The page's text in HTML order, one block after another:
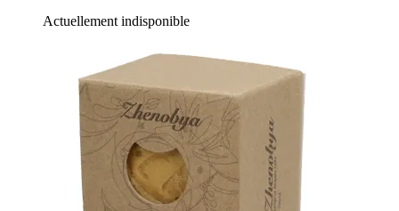
Actuellement indisponible